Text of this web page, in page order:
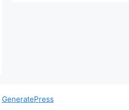
GeneratePress